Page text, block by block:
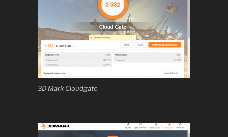
3D Mark Cloudgate